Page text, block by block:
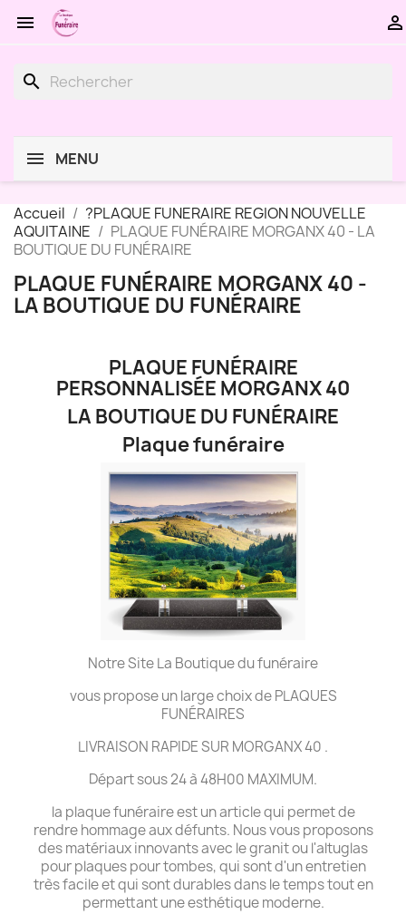
 
search
MENU
Accueil
?PLAQUE FUNERAIRE REGION NOUVELLE
AQUITAINE
PLAQUE FUNÉRAIRE MORGANX 40 - LA
BOUTIQUE DU FUNÉRAIRE
PLAQUE FUNÉRAIRE MORGANX 40 -
LA BOUTIQUE DU FUNÉRAIRE
PLAQUE FUNÉRAIRE
PERSONNALISÉE MORGANX 40
LA BOUTIQUE DU FUNÉRAIRE
Plaque funéraire
Notre Site La Boutique du funéraire
vous propose un large choix de PLAQUES
FUNÉRAIRES
LIVRAISON RAPIDE SUR MORGANX 40 .
Départ sous 24 à 48H00 MAXIMUM.
la plaque funéraire est un article qui permet de
rendre hommage aux défunts. Nous vous proposons
des matériaux innovants avec le granit ou l'altuglas
pour plaques pour tombes, qui sont d'un entretien
très facile et qui sont durables dans le temps tout en
permettant une esthétique moderne.